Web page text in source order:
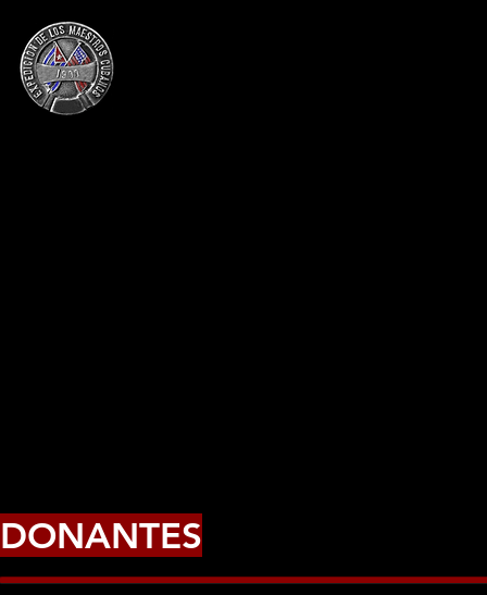
DONANTES